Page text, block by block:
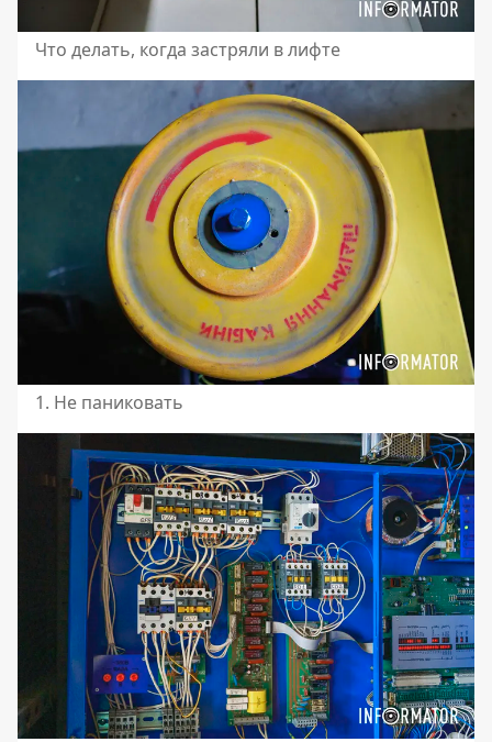
Что делать, когда застряли в лифте
1. Не паниковать